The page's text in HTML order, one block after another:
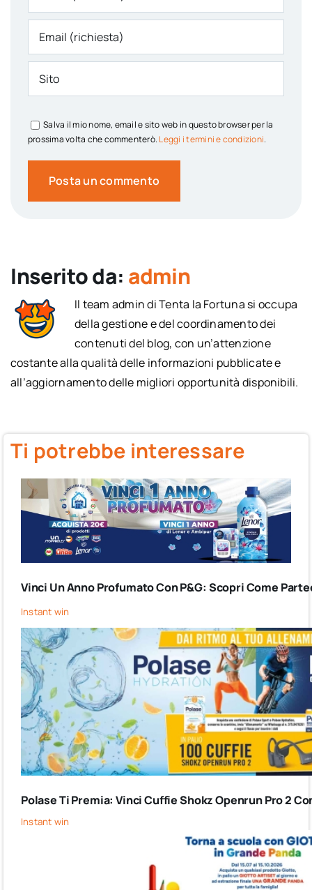
Salva il mio nome, email e sito web in questo browser per la
prossima volta che commenterò. Leggi i termini e condizioni.
Inserito da: admin
Il team admin di Tenta la Fortuna si occupa
della gestione e del coordinamento dei
contenuti del blog, con un’attenzione
costante alla qualità delle informazioni pubblicate e
all’aggiornamento delle migliori opportunità disponibili.
Ti potrebbe interessare
Vinci Un Anno Profumato Con P&G: Scopri Come
Instant win
Polase Ti Premia: Vinci Cuffie Shokz Openrun Pro 2
Instant win